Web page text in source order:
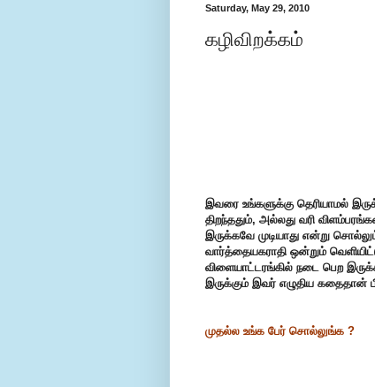
Saturday, May 29, 2010
கழிவிறக்கம்
இவரை உங்களுக்கு தெரியாமல்
திறந்ததும், அல்லது வரி
இருக்கவே முடியாது என்று
வார்த்தையகராதி ஒன்றும்
விளையாட்டரங்கில் நடை பெற
இருக்கும் இவர் எழுதிய கதைதான்
முதல்ல உங்க பேர் சொல்லுங்க ?